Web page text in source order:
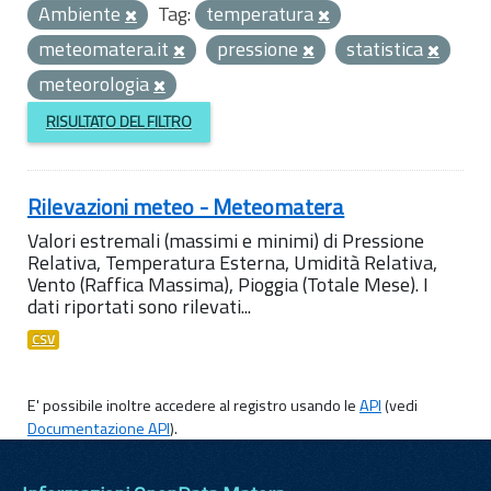
Ambiente
Tag: temperatura
meteomatera.it
pressione
statistica
meteorologia
RISULTATO DEL FILTRO
Rilevazioni meteo - Meteomatera
Valori estremali (massimi e minimi) di Pressione
Relativa, Temperatura Esterna, Umidità Relativa,
Vento (Raffica Massima), Pioggia (Totale Mese). I
dati riportati sono rilevati...
CSV
E' possibile inoltre accedere al registro usando leAPI(vedi
Documentazione API).